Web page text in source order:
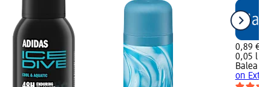
0,89 €
0,05 l
Balea
on Extra